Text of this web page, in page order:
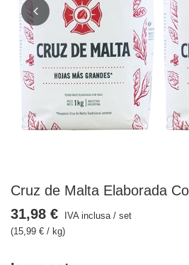
Cruz de Malta Elaborada
31,98 € IVA inclusa/ set
(15,99 € / kg)